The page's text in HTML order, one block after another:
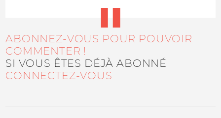
ABONNEZ-VOUS POUR POUVOIR
COMMENTER !
SI VOUS ÊTES DÉJÀ ABONNÉ
CONNECTEZ-VOUS